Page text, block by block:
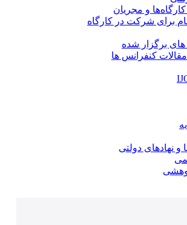
و مجریان
برای شرکت در کارگاه
برگزار شده
کنفرانس ها
نهادهای دولتی